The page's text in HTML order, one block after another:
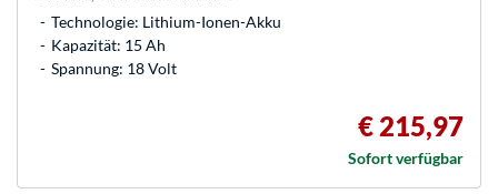
Technologie: Lithium-Ionen-Akku
Kapazität: 15 Ah
Spannung: 18 Volt
€ 215,97
Sofort verfügbar